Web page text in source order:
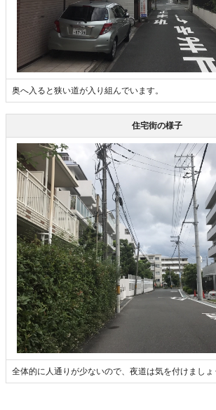
奥へ入ると狭い道が入り組んでいます。
住宅街の様子
全体的に人通りが少ないので、夜道は気を付けましょ